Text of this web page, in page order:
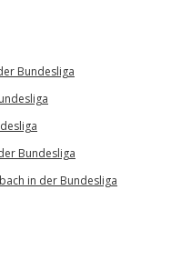
Bundesliga
Bundesliga
in der Bundesliga